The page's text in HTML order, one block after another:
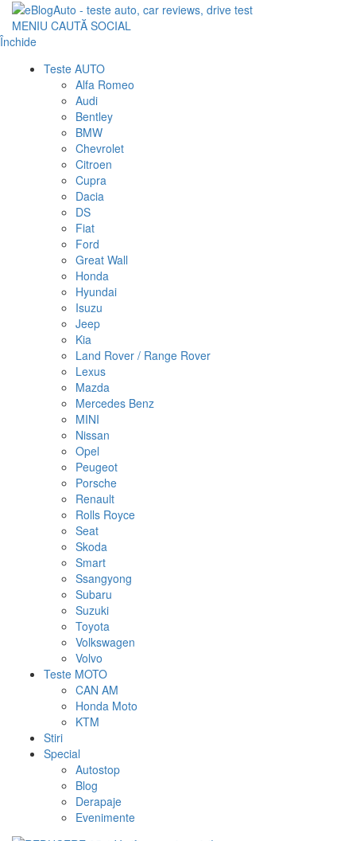
MENIU CAUTĂ SOCIAL
Închide
Teste AUTO
Alfa Romeo
Audi
Bentley
BMW
Chevrolet
Citroen
Cupra
Dacia
DS
Fiat
Ford
Great Wall
Honda
Hyundai
Isuzu
Jeep
Kia
Land Rover / Range Rover
Lexus
Mazda
Mercedes Benz
MINI
Nissan
Opel
Peugeot
Porsche
Renault
Rolls Royce
Seat
Skoda
Smart
Ssangyong
Subaru
Suzuki
Toyota
Volkswagen
Volvo
Teste MOTO
CAN AM
Honda Moto
KTM
Stiri
Special
Autostop
Blog
Derapaje
Evenimente